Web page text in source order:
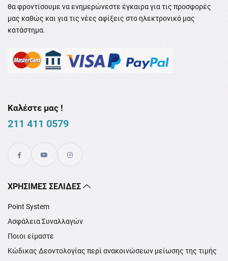
θα φροντίσουμε να ενημερώνεστε έγκαιρα για τις προσφορές
μας καθώς και για τις νέες αφίξεις στο ηλεκτρονικό μας
κατάστημα.
Καλέστε μας !
211 411 0579
XΡΉΣΙΜΕΣ ΣΕΛΊΔΕΣ
Point System
Ασφάλεια Συναλλαγών
Ποιοι είμαστε
Κώδικας Δεοντολογίας περί ανακοινώσεων μείωσης της τιμής